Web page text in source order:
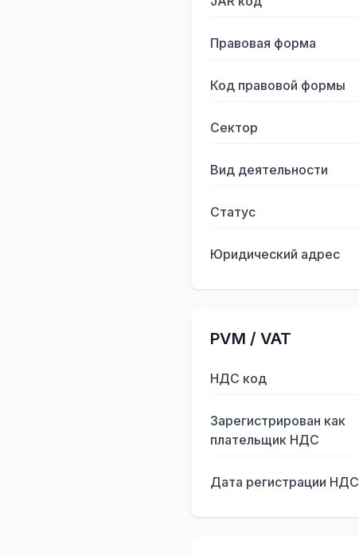
Правовая форма
Код правовой формы
Сектор
Вид деятельности
Статус
Юридический адрес
PVM / VAT
НДС код
Зарегистрирован как
плательщик НДС
Дата регистрации НДС